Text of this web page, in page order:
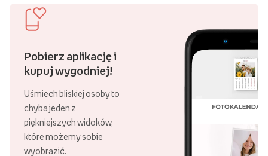
Pobierz aplikację i
kupuj wygodniej!
Uśmiech bliskiej osoby to
chyba jeden z
piękniejszych widoków,
które możemy sobie
wyobrazić.